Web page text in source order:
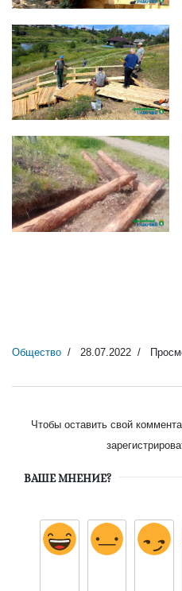
bb905d8b-337c-4aec-bc14-
f09b67f84000 (1)
UXaxxjQV2mc
Общество 28.07.2022
Чтобы оставить свой
ВАШЕ МНЕНИЕ?